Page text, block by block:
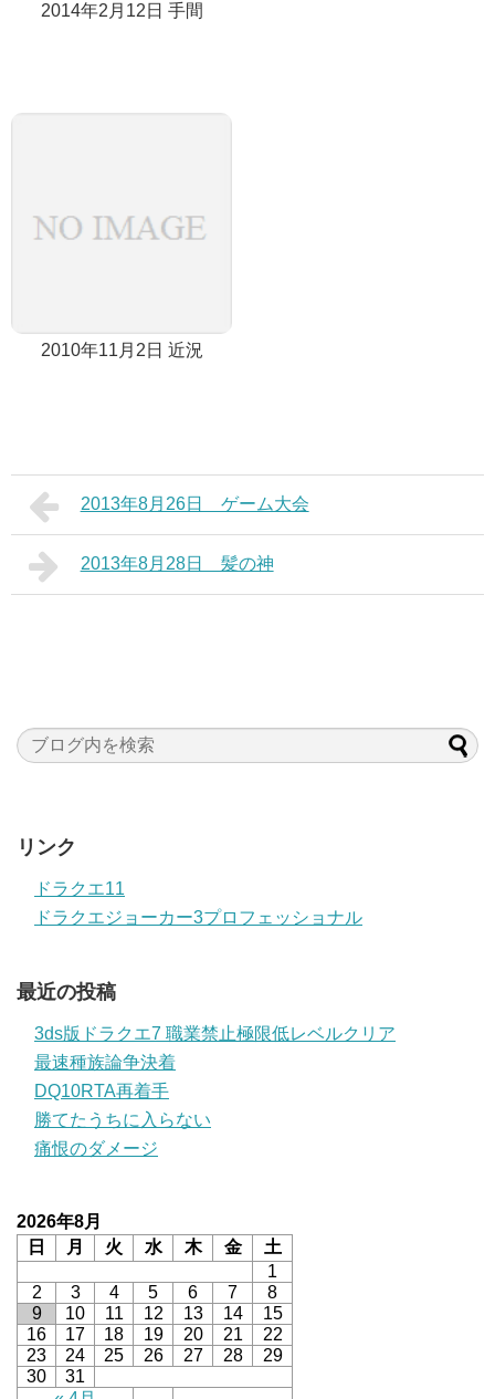
2014年2月12日 手間
2010年11月2日 近況
2013年8月26日 ゲーム大会
2013年8月28日 髪の神
リンク
ドラクエ11
ドラクエジョーカー3プロフェッショナル
最近の投稿
3ds版ドラクエ7 職業禁止極限低レベルクリア
最速種族論争決着
DQ10RTA再着手
勝てたうちに入らない
痛恨のダメージ
2026年8月
日
月 火 水 木 金 土
1
2
3 4 5 6 7
8
9
10 11 12 13 14
15
16
17 18 19 20 21
22
23
24 25 26 27 28
29
30
31